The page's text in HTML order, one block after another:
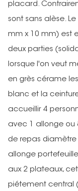
placard.
sont sans alèse.
mm x 10 mm) est
deux parties
lorsque l'on veut
en grès cérame
blanc et la
accueillir 4
avec 1 allonge ou
de repas
allonge
aux 2 plateaux,
piétement central